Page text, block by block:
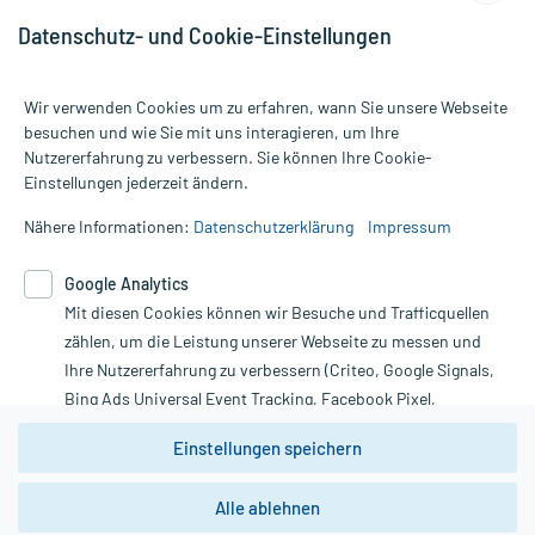
Alle Preise gelten inkl. MwSt., ggf. zzgl. Versandkosten
Informationen auf dieser Website werden ausschließlich für
die Untersuchung und Behandlung durch einen Arzt. Bitte
Therapien eingeleitet werden können. | Diese Webseite benutzt
Google Analytics. Lesen Sie bitte dazu die wichtigen Hinweise in
unserer Datenschutzerklärung. Für den Widerruf einer Bestellung
nutzen Sie das Formular:
Vertrag widerrufen
*Hinweise zu unseren Aktionen und Bewertungen
Datenschutz- und Cookie-Einstellungen
Wir verwenden Cookies um zu erfahren, wann Sie unsere Webseite
besuchen und wie Sie mit uns interagieren, um Ihre
Nutzererfahrung zu verbessern. Sie können Ihre Cookie-
Einstellungen jederzeit ändern.
Nähere Informationen: Datenschutzerklärung Impressum
Google Analytics
Mit diesen Cookies können wir Besuche und Trafficquellen
zählen, um die Leistung unserer Webseite zu messen und
Ihre Nutzererfahrung zu verbessern (Criteo, Google Signals,
Bing Ads Universal Event Tracking, Facebook Pixel,
Youtube-Social Plugin).
Wir weisen darauf hin, dass die
zwingend den Europäischen Anforderungen gem. EU-
Einstellungen speichern
Alle ablehnen